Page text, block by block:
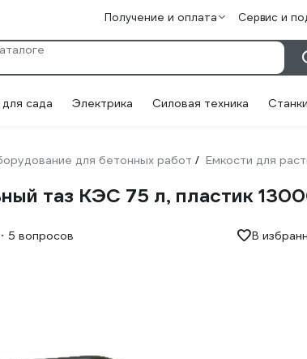
Получение и оплата Сервис и
сада Электрика Силовая техника Станки
для бетонных работ / Емкости для
таз КЭС 75 л, пластик
5 вопросов В